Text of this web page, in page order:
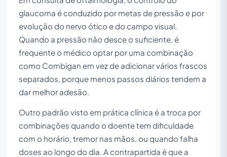
glaucoma é conduzido por metas de pressão e por
evolução do nervo ótico e do campo visual.
Quando a pressão não desce o suficiente, é
frequente o médico optar por uma combinação
como Combigan em vez de adicionar vários frascos
separados, porque menos passos diários tendem a
dar melhor adesão.
Outro padrão visto em prática clínica é a troca por
combinações quando o doente tem dificuldade
com o horário, tremor nas mãos, ou quando falha
doses ao longo do dia. A contrapartida é que a